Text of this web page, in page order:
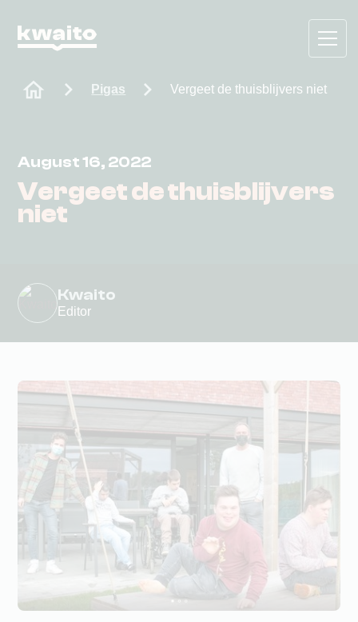
Pigas Vergeet de thuisblijvers niet
August 16, 2022
Vergeet de thuisblijvers
niet
Kwaito
Editor